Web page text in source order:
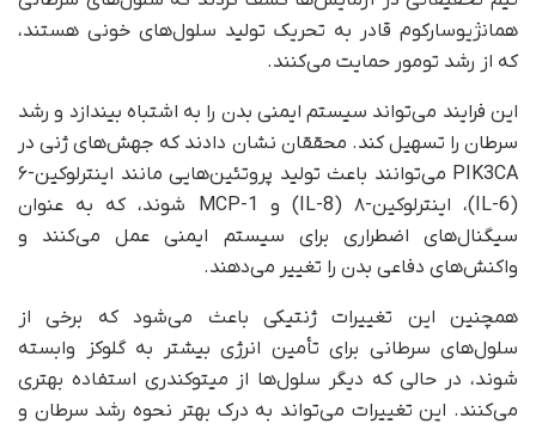
همانژیوسارکوم قادر به تحریک تولید سلول‌های خونی هستند،
که از رشد تومور حمایت می‌کنند.
این فرایند می‌تواند سیستم ایمنی بدن را به اشتباه بیندازد و رشد
سرطان را تسهیل کند. محققان نشان دادند که جهش‌های ژنی در
PIK3CA می‌توانند باعث تولید پروتئین‌هایی مانند اینترلوکین-۶
(IL-6)، اینترلوکین-۸ (IL-8) و MCP-1 شوند، که به‌ عنوان
سیگنال‌های اضطراری برای سیستم ایمنی عمل می‌کنند و
واکنش‌های دفاعی بدن را تغییر می‌دهند.
همچنین این تغییرات ژنتیکی باعث می‌شود که برخی از
سلول‌های سرطانی برای تأمین انرژی بیشتر به گلوکز وابسته
شوند، در حالی که دیگر سلول‌ها از میتوکندری استفاده بهتری
می‌کنند. این تغییرات می‌تواند به درک بهتر نحوه رشد سرطان و